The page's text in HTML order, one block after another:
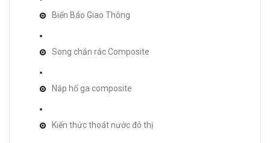
Biển Báo Giao Thông
Song chắn rác Composite
Nắp hố ga composite
Kiến thức thoát nước đô thị